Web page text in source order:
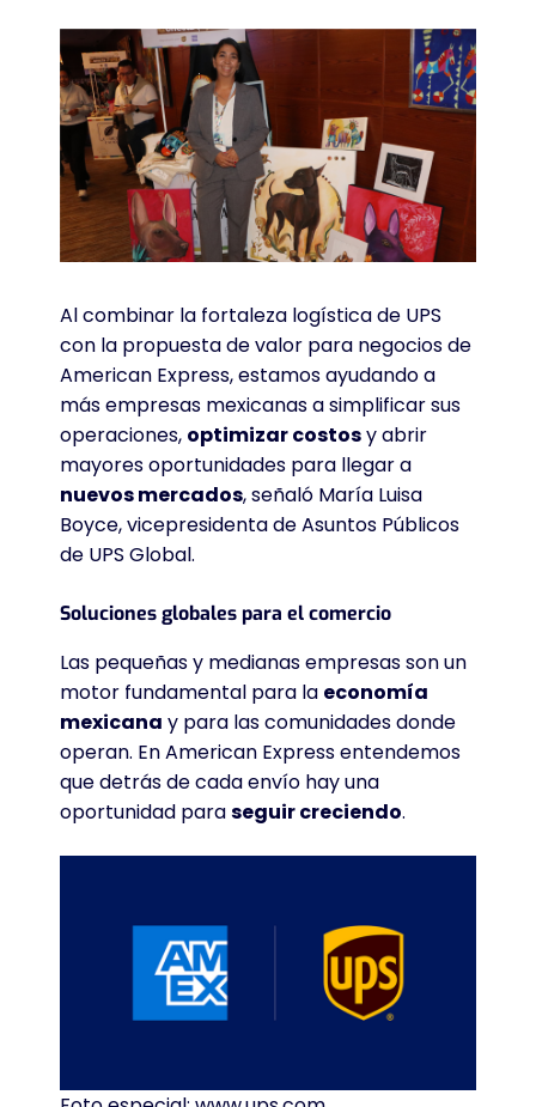
Al combinar la fortaleza logística de UPS
con la propuesta de valor para negocios de
American Express, estamos ayudando a
más empresas mexicanas a simplificar sus
operaciones, optimizar costosy abrir
mayores oportunidades para llegar a
nuevos mercados, señaló María Luisa
Boyce, vicepresidenta de Asuntos Públicos
de UPS Global.
Soluciones globales para el comercio
Las pequeñas y medianas empresas son un
motor fundamental para la economía
mexicana y para las comunidades donde
operan. En American Express entendemos
que detrás de cada envío hay una
oportunidad paraseguir creciendo.